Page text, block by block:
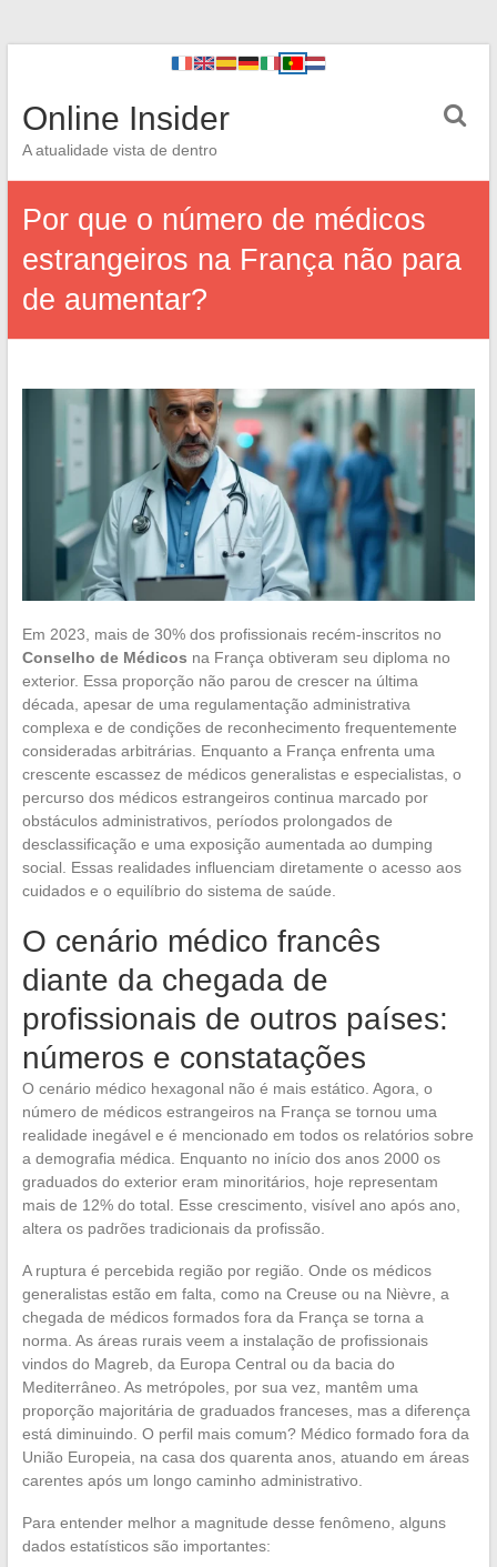
Online Insider
A atualidade vista de dentro
Por que o número de médicos
estrangeiros na França não para
de aumentar?
Em 2023, mais de 30% dos profissionais recém-inscritos no
Conselho de Médicos na França obtiveram seu diploma no
exterior. Essa proporção não parou de crescer na última
década, apesar de uma regulamentação administrativa
complexa e de condições de reconhecimento frequentemente
consideradas arbitrárias. Enquanto a França enfrenta uma
crescente escassez de médicos generalistas e especialistas, o
percurso dos médicos estrangeiros continua marcado por
obstáculos administrativos, períodos prolongados de
desclassificação e uma exposição aumentada ao dumping
social. Essas realidades influenciam diretamente o acesso aos
cuidados e o equilíbrio do sistema de saúde.
O cenário médico francês
diante da chegada de
profissionais de outros países:
números e constatações
O cenário médico hexagonal não é mais estático. Agora, o
número de médicos estrangeiros na França se tornou uma
realidade inegável e é mencionado em todos os relatórios sobre
a demografia médica. Enquanto no início dos anos 2000 os
graduados do exterior eram minoritários, hoje representam
mais de 12% do total. Esse crescimento, visível ano após ano,
altera os padrões tradicionais da profissão.
A ruptura é percebida região por região. Onde os médicos
generalistas estão em falta, como na Creuse ou na Nièvre, a
chegada de médicos formados fora da França se torna a
norma. As áreas rurais veem a instalação de profissionais
vindos do Magreb, da Europa Central ou da bacia do
Mediterrâneo. As metrópoles, por sua vez, mantêm uma
proporção majoritária de graduados franceses, mas a diferença
está diminuindo. O perfil mais comum? Médico formado fora da
União Europeia, na casa dos quarenta anos, atuando em áreas
carentes após um longo caminho administrativo.
Para entender melhor a magnitude desse fenômeno, alguns
dados estatísticos são importantes: